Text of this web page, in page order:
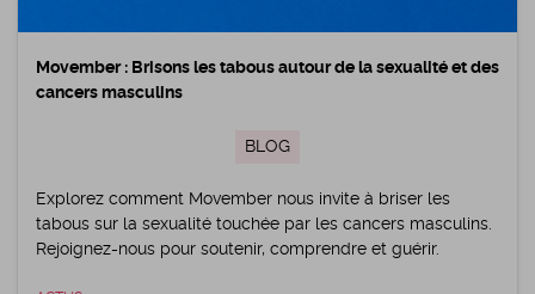
Movember : Brisons les tabous autour de la sexualité et des
cancers masculins
BLOG
Explorez comment Movember nous invite à briser les
tabous sur la sexualité touchée par les cancers masculins.
Rejoignez-nous pour soutenir, comprendre et guérir.